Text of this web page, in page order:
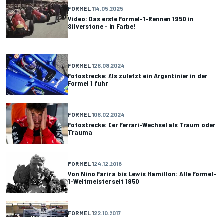
FORMEL 114.05.2025
Video: Das erste Formel-1-Rennen 1950 in
Silverstone - in Farbe!
FORMEL 128.08.2024
Fotostrecke: Als zuletzt ein Argentinier in der
Formel 1 fuhr
FORMEL 108.02.2024
Fotostrecke: Der Ferrari-Wechsel als Traum oder
Trauma
FORMEL 124.12.2018
Von Nino Farina bis Lewis Hamilton: Alle Formel-
1-Weltmeister seit 1950
FORMEL 122.10.2017